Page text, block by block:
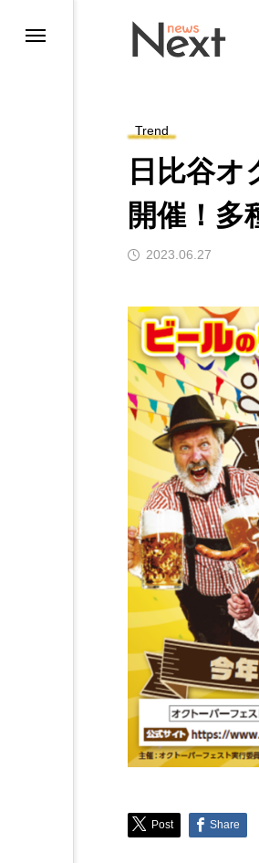
Trend
日比谷
開催！多
2023.06.27
Post Share